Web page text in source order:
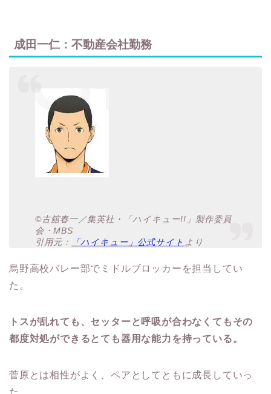
成田一仁：不動産会社勤務
©古舘春一／集英社・「ハイキュー!!」製作委員
会・MBS
引用元：
「ハイキュー」公式サイト より
烏野高校バレー部でミドルブロッカーを担当してい
た。
トスが乱れても、セッターと呼吸が合わなくてもその
都度対処ができるとても器用な能力を持っている。
菅原とは相性がよく、ペアとしてともに成長していっ
た。